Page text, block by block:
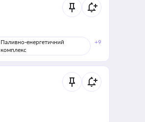
Паливно-енергетичний
комплекс
+9